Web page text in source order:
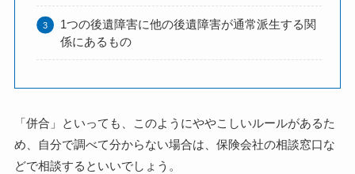
1つの後遺障害に他の後遺障害が通常派生する関
係にあるもの
「併合」といっても、このようにややこしいルールがあるた
め、自分で調べて分からない場合は、保険会社の相談窓口な
どで相談するといいでしょう。